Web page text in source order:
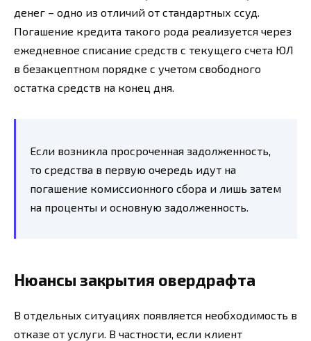
денег – одно из отличий от стандартных ссуд.
Погашение кредита такого рода реализуется через
ежедневное списание средств с текущего счета ЮЛ
в безакцептном порядке с учетом свободного
остатка средств на конец дня.
Если возникла просроченная задолженность,
то средства в первую очередь идут на
погашение комиссионного сбора и лишь затем
на проценты и основную задолженность.
Нюансы закрытия овердрафта
В отдельных ситуациях появляется необходимость в
отказе от услуги. В частности, если клиент